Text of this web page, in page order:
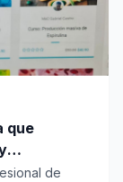
que
de